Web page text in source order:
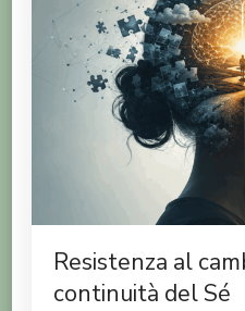
Resistenza al
continuità del Sé